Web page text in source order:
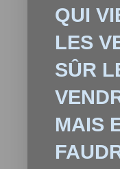
QUI
LES
SÛR
MAIS